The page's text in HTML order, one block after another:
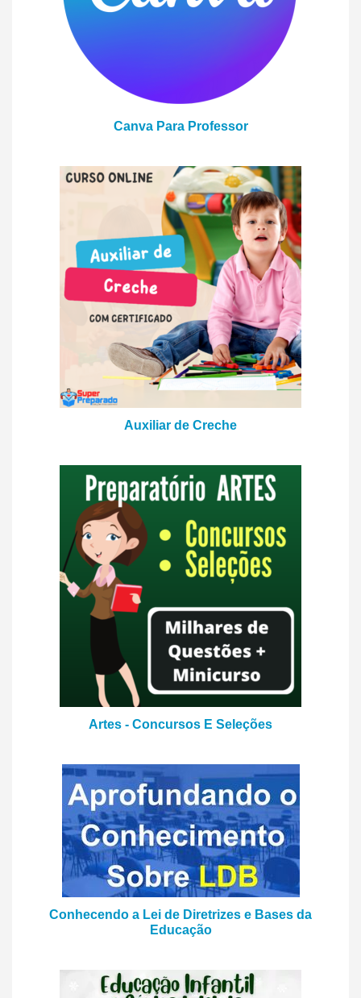
Canva Para Professor
Auxiliar de Creche
Artes - Concursos E Seleções
Conhecendo a Lei de Diretrizes e Bases da
Educação